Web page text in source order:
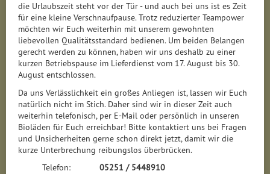
die Urlaubszeit steht vor der Tür - und auch bei uns ist es Zeit
für eine kleine Verschnaufpause. Trotz reduzierter Teampower
möchten wir Euch weiterhin mit unserem gewohnten
liebevollen Qualitätsstandard bedienen. Um beiden Belangen
gerecht werden zu können, haben wir uns deshalb zu einer
kurzen Betriebspause im Lieferdienst vom 17. August bis 30.
August entschlossen.
Da uns Verlässlichkeit ein großes Anliegen ist, lassen wir Euch
natürlich nicht im Stich. Daher sind wir in dieser Zeit auch
weiterhin telefonisch, per E-Mail oder persönlich in unseren
Bioläden für Euch erreichbar! Bitte kontaktiert uns bei Fragen
und Unsicherheiten gerne schon direkt jetzt, damit wir die
kurze Unterbrechung reibungslos überbrücken.
Telefon: 05251 / 5448910
Weitere Lieferanten
Nachhaltigkeit
Meinung und Wissen
WIR - DAS TEAM
Wir sind schon 100 Weltretter*innen
Na klar! Wir vom Wedde.bio® möchten die Welt retten. Ehrlich!
Und das ist nicht einfach. Allein deswegen, weil die Welt